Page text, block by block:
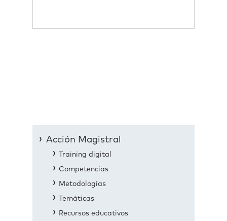
Acción Magistral
Training digital
Competencias
Metodologías
Temáticas
Recursos educativos